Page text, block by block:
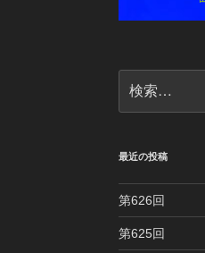
索:
最近の投稿
第626回
第625回